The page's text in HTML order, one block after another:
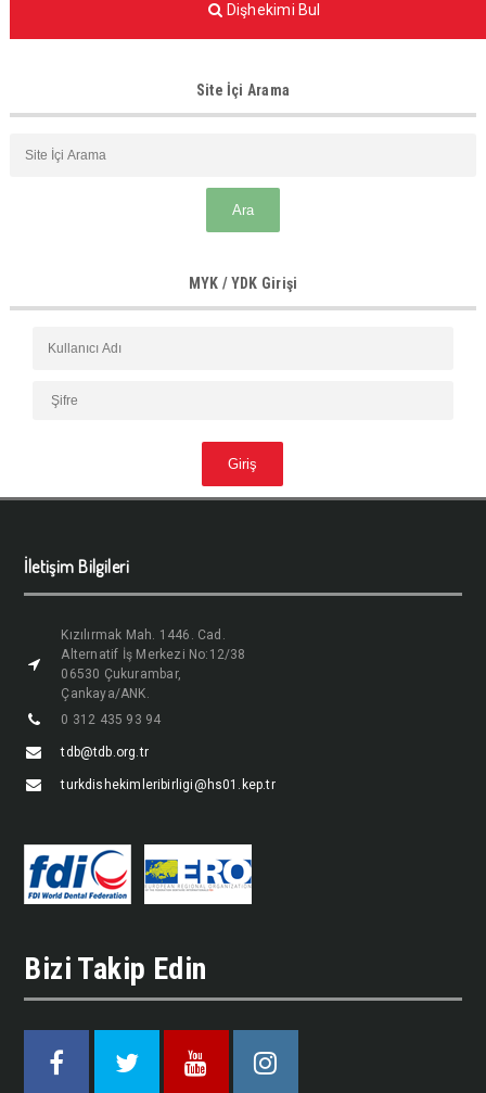
Dişhekimi Bul
Site İçi Arama
MYK / YDK Girişi
İletişim Bilgileri
Kızılırmak Mah. 1446. Cad.
Alternatif İş Merkezi No:12/38
06530 Çukurambar,
Çankaya/ANK.
0 312 435 93 94
tdb@tdb.org.tr
turkdishekimleribirligi@hs01.kep.tr
Bizi Takip Edin
Facebook Twitter Youtube Instagram